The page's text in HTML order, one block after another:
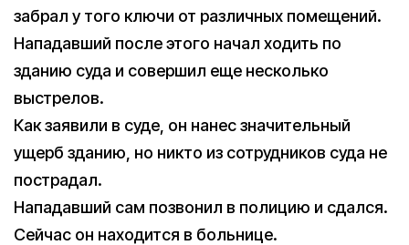
забрал у того ключи от различных помещений.
Нападавший после этого начал ходить по
зданию суда и совершил еще несколько
выстрелов.
Как заявили в суде, он нанес значительный
ущерб зданию, но никто из сотрудников суда не
пострадал.
Нападавший сам позвонил в полицию и сдался.
Сейчас он находится в больнице.